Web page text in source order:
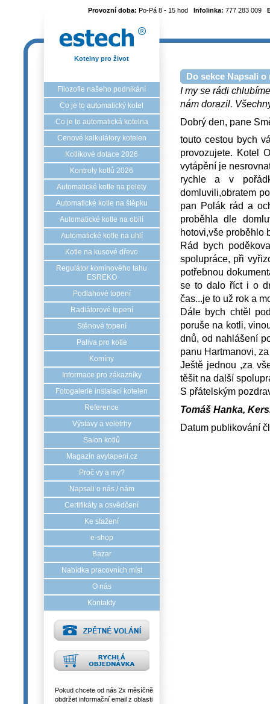
Provozní doba: Po-Pá 8 - 15 hod Infolinka: 777 283 009
Kotelny pro život
Filozofie našeho podnikání
Co je to automatický kotel
Co je to automatická kotelna
Cenové kalkulátory kotelen
Kotlíkové dotace 2026
Kontroly kotlů 2026
Automatické kotle na pelety
Automatické kotle na štěpku
Automatické kotle na obilí
Automatické kotle na uhlí
Kotle na kusové dřevo
Regulátor komínového tahu
ESREKO
Podlahové topení
Radiátorové topení
Stěnové topení
Paliva pro kotle
Komíny
Informace pro zákazníky
Fotogalerie instalací kotelen
Reference
Výstavy a veletrhy
Salon kotlů
Magazín avytapeni.cz
Proč vy a my?
Napsali o nás / nám
Certifikáty a osvědčení
Ke stažení
e-shop
Bazar
Nabídka pracovních míst
O nás
Kontakty
Pokud chcete od nás 2x měsíčně
obdržet informační email z oblasti
Do sekce Napsali
I my se rádi
nám dorazil.
Dobrý den, pane
touto cestou bych
provozujete. Kotel
vytápění je
rychle a v
domluvili,obratem
pan Polák rád a
proběhla dle
hotovi,vše proběhlo
Rád bych
spolupráce, při
potřebnou
se to dalo říct i o
čas...je to už rok a
Dále bych chtěl
poruše na kotli,
dnů, od nahlášení
panu Hartmanovi,
Ještě jednou ,za
těšit na další
S přátelským
Tomáš Hanka,
Datum publikování